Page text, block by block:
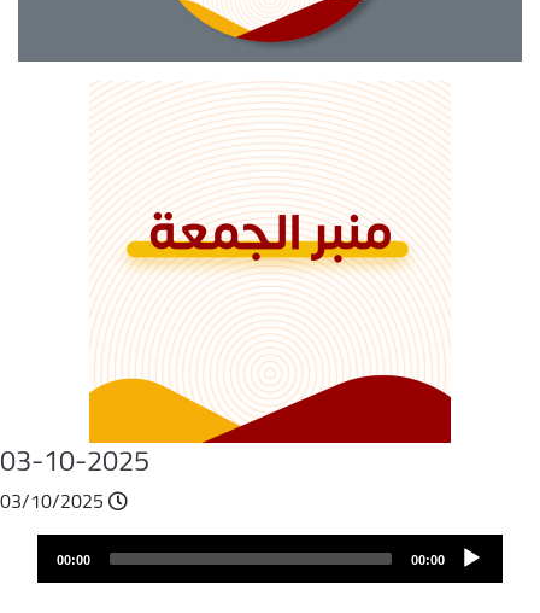
03-10-2025
Audio
00:00
00:00